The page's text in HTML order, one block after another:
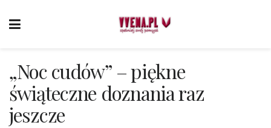
„Noc cudów” – piękne
świąteczne doznania raz
jeszcze